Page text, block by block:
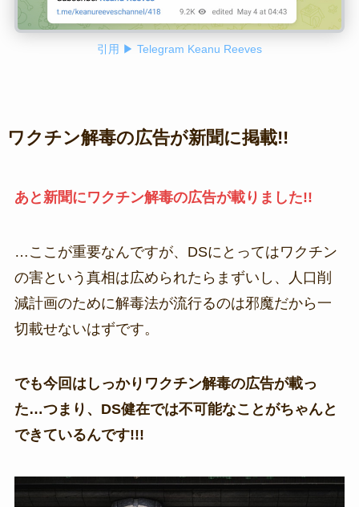
引用 ▶ Telegram Keanu Reeves
ワクチン解毒の広告が新聞に掲載!!
あと新聞にワクチン解毒の広告が載りました!!
…ここが重要なんですが、DSにとってはワクチン
の害という真相は広められたらまずいし、人口削
減計画のために解毒法が流行るのは邪魔だから一
切載せないはずです。
でも今回はしっかりワクチン解毒の広告が載っ
た…つまり、DS健在では不可能なことがちゃんと
できているんです!!!